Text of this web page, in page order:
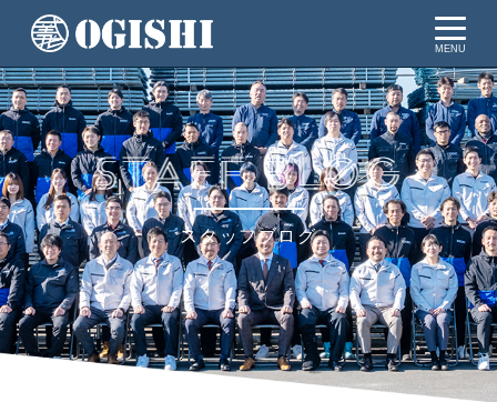
MENU
スタッフブログ